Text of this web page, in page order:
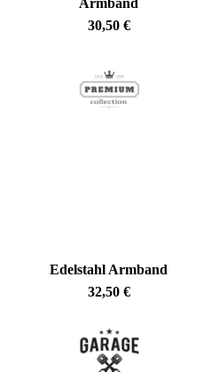
30,50 €
Edelstahl Armband
32,50 €